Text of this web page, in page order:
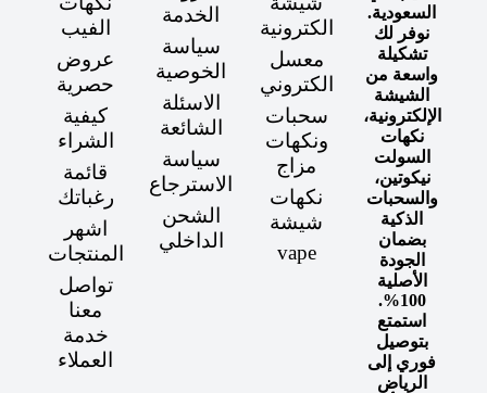
السعودية.
نوفر لك
تشكيلة
واسعة من
الشيشة
الإلكترونية،
نكهات
السولت
نيكوتين،
والسحبات
الذكية
بضمان
الجودة
الأصلية
100%.
استمتع
بتوصيل
فوري إلى
الرياض
الكترونية
معسل
الكتروني
سحبات
ونكهات
مزاج
نكهات
شيشة
vape
الخدمة
سياسة
الخوصية
الاسئلة
الشائعة
سياسة
الاسترجاع
الشحن
الداخلي
الفيب
عروض
حصرية
كيفية
الشراء
قائمة
رغباتك
اشهر
المنتجات
تواصل
معنا
خدمة
العملاء